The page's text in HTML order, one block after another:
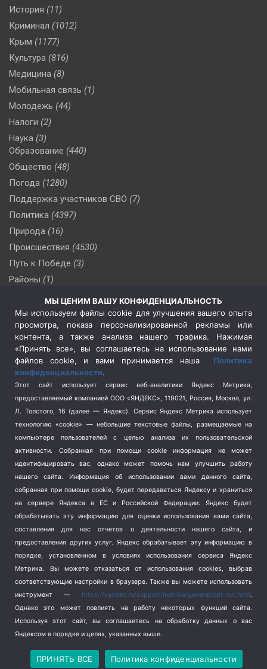
История (11)
Криминал (1012)
Крым (1177)
Культура (816)
Медицина (8)
Мобильная связь (1)
Молодежь (44)
Налоги (2)
Наука (3)
Образование (440)
Общество (48)
Погода (1280)
Поддержка участников СВО (7)
Политика (4397)
Природа (16)
Происшествия (4530)
Путь к Победе (3)
Районы (1)
(510)
Сельское хозяйство (3)
Социальная политика
(3)
Спецоперация в Украине
Спецоперация на Украине
(404)
Спорт (740)
Терроризм (1)
Транспорт (262)
Туризм (178)
Флот (76)
Школа и спорт (2)
Экология (8)
Экономика (1172)
Copyright © 2026
Политика конфиденциальности
МЫ ЦЕНИМ ВАШУ КОНФИДЕНЦИАЛЬНОСТЬ
Мы используем файлы cookie для улучшения вашего опыта
просмотра, показа персонализированной рекламы или
контента, а также анализа нашего трафика. Нажимая
«Принять все», вы соглашаетесь на использование нами
файлов cookie, и вами принимается наша Политика
конфиденциальности.
Этот сайт использует сервис веб-аналитики Яндекс Метрика,
предоставляемый компанией ООО «ЯНДЕКС», 119021, Россия, Москва, ул.
Л. Толстого, 16 (далее — Яндекс). Сервис Яндекс Метрика использует
технологию «cookie» — небольшие текстовые файлы, размещаемые на
компьютере пользователей с целью анализа их пользовательской
активности.
Собранная при помощи cookie информация не может
идентифицировать вас, однако может помочь нам улучшить работу
нашего сайта. Информация об использовании вами данного сайта,
собранная при помощи cookie, будет передаваться Яндексу и храниться
на сервере Яндекса в ЕС и Российской Федерации. Яндекс будет
обрабатывать эту информацию для оценки использования вами сайта,
составления для нас отчетов о деятельности нашего сайта, и
предоставления других услуг. Яндекс обрабатывает эту информацию в
порядке, установленном в условиях использования сервиса Яндекс
Метрика.
Вы можете отказаться от использования cookies, выбрав
соответствующие настройки в браузере. Также вы можете использовать
инструмент — https://yandex.ru/support/metrika/general/opt-out.html.
Однако это может повлиять на работу некоторых функций сайта.
Используя этот сайт, вы соглашаетесь на обработку данных о вас
Яндексом в порядке и целях, указанных выше.
ПРИНЯТЬ ВСЕ Политика конфиденциальности